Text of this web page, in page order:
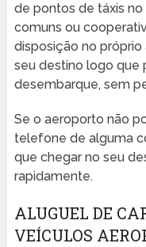
de pontos de táxis
comuns ou
disposição no
seu destino logo que
desembarque, sem
Se o aeroporto não
telefone de alguma
que chegar no seu
rapidamente.
ALUGUEL DE
VEÍCULOS